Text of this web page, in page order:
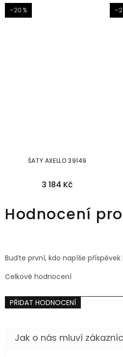
–20 %
ŠATY AXELLO 39149
3 184 Kč
Hodnocení
Buďte první, kdo napíše
Celkové hodnocení
PŘIDAT HODNOCENÍ